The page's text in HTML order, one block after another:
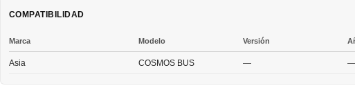
COMPATIBILIDAD
Marca Modelo Versión
Asia COSMOS BUS — —